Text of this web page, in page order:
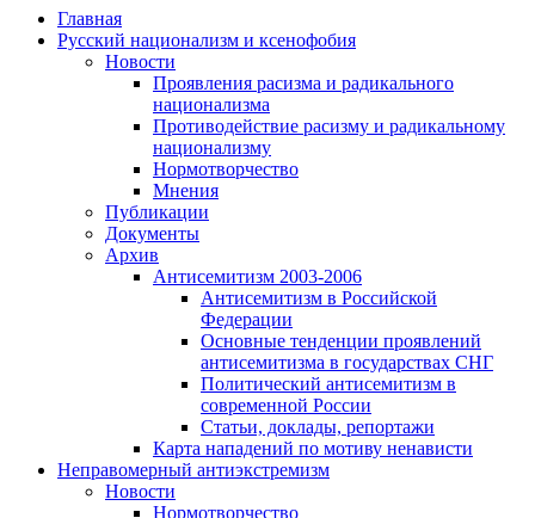
Главная
Русский национализм и ксенофобия
Новости
Проявления расизма и радикального
национализма
Противодействие расизму и радикальному
национализму
Нормотворчество
Мнения
Публикации
Документы
Архив
Антисемитизм 2003-2006
Антисемитизм в Российской
Федерации
Основные тенденции проявлений
антисемитизма в государствах СНГ
Политический антисемитизм в
современной России
Статьи, доклады, репортажи
Карта нападений по мотиву ненависти
Неправомерный антиэкстремизм
Новости
Нормотворчество